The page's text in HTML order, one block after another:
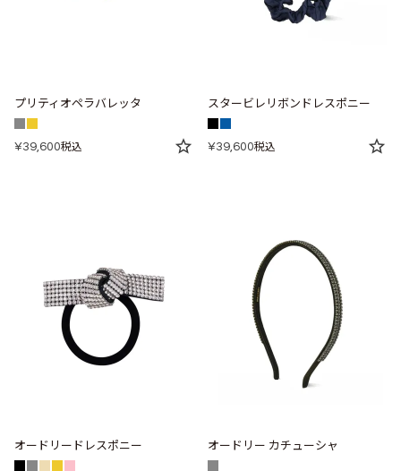
プリティオペラバレッタ
¥39,600税込
スタービレリボンドレスポニー
¥39,600税込
オードリードレスポニー オードリー カチューシャ